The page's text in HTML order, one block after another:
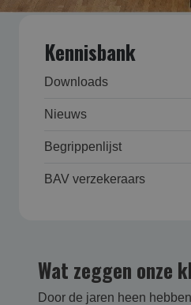
Kennisbank
Downloads
Nieuws
Begrippenlijst
BAV verzekeraars
Wat zeggen onze
Door de jaren heen